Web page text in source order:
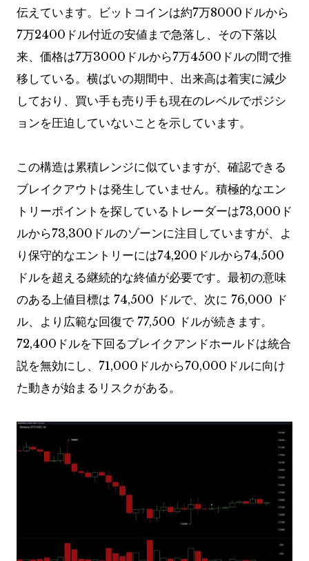
伝えています。ビットコインは約7万8000ドルから
7万2400ドル付近の安値まで急落し、その下落以
来、価格は7万3000ドルから7万4500ドルの間で推
移している。横ばいの期間中、出来高は着実に減少
しており、買い手も売り手も現在のレベルでポジシ
ョンを圧迫していないことを示しています。
この構造は累積レンジに似ていますが、確認できる
ブレイクアウトは発生していません。積極的なエン
トリーポイントを探しているトレーダーは73,000ド
ルから73,300ドルのゾーンに注目していますが、よ
り保守的なエントリーには74,200ドルから74,500
ドルを超える継続的な終値が必要です。最初の意味
のある上値目標は 74,500 ドルで、次に 76,000 ド
ル、より広範な回復で 77,500 ドルが続きます。
72,400ドルを下回るブレイクアンドホールドは統合
説を無効にし、71,000ドルから70,000ドルに向け
た動きが始まるリスクがある。